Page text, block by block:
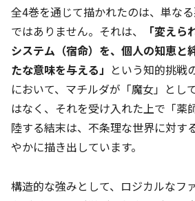
全4巻を通じて描かれたのは、単な
ではありません。それは、
「変え
システム（宿命）を、個人の知恵と
たな意味を与える」 という知的挑戦
において、マチルダが「魔女」とし
はなく、それを受け入れた上で「薬
陸する結末は、不条理な世界に対す
やかに描き出しています。
構造的な強みとして、ロジカルなフ